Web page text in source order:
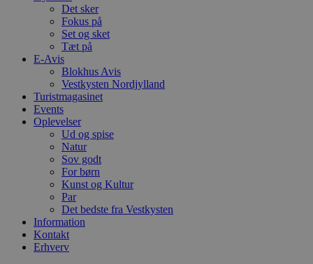
Det sker
Fokus på
Set og sket
Tæt på
E-Avis
Blokhus Avis
Vestkysten Nordjylland
Turistmagasinet
Events
Oplevelser
Ud og spise
Natur
Sov godt
For børn
Kunst og Kultur
Par
Det bedste fra Vestkysten
Information
Kontakt
Erhverv